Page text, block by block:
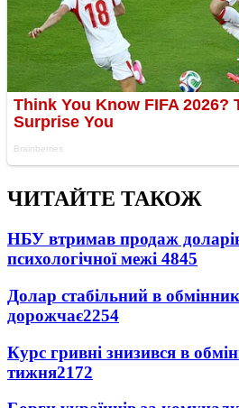
ЧИТАЙТЕ ТАКОЖ
НБУ втримав продаж
психологічної межі 4845
Долар стабільний в
дорожчає2254
Курс гривні знизився в
тижня2172